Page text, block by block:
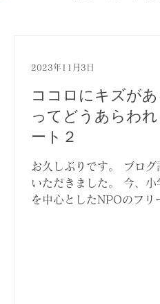
わたしを整え赤ちゃんを迎
食事管理＆レシピ
ココロにキズが
ってどうあらわ
ート２
お久しぶりです。 ブログ
いただきました。 今、小
を中心としたNPOのフリ
2023年11月3日